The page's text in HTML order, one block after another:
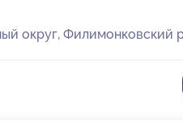
округ, Филимонковский